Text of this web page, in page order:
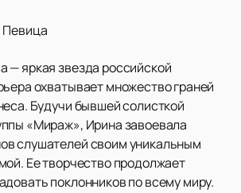
Певица
— яркая звезда российской
охватывает множество граней
Будучи бывшей солисткой
«Мираж», Ирина завоевала
слушателей своим уникальным
Ее творчество продолжает
поклонников по всему миру.